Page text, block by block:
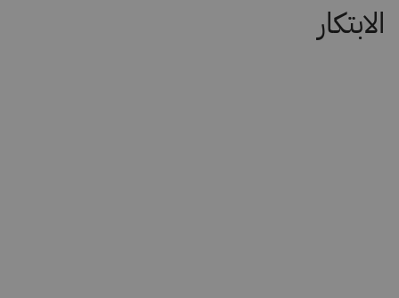
الابتكار